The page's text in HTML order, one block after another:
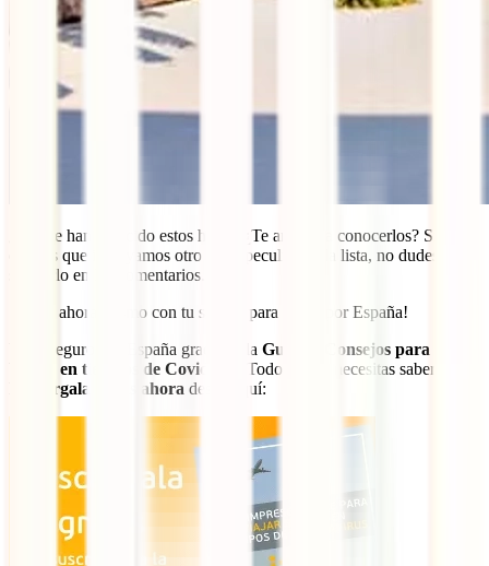
¿Qué te han parecido estos hotel? ¿Te animas a conocerlos? Si
quieres que incluyamos otro hotel peculiar en la lista, no dudes en
sugerirlo en los comentarios.
¡Hazte ahora mismo con tu seguro para viajar por España!
Viaja seguro por España gracias a la Guía de Consejos para
Viajar en tiempos de Covid-19
. ¡Todo lo que necesitas saber!
Descárgala gratis ahora desde aquí: